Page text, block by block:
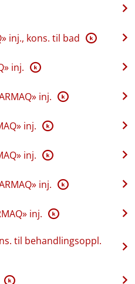
inj., kons. til bad K
inj. K
inj. K
inj. K
inj. K
inj. K
inj. K
til behandlingsoppl.
K